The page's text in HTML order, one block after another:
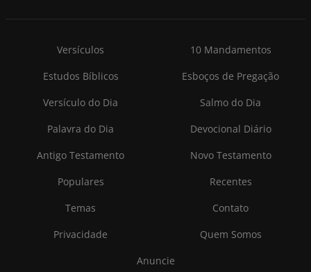
Versículos
10 Mandamentos
Estudos Bíblicos
Esboços de Pregação
Versículo do Dia
Salmo do Dia
Palavra do Dia
Devocional Diário
Antigo Testamento
Novo Testamento
Populares
Recentes
Temas
Contato
Privacidade
Quem Somos
Anuncie